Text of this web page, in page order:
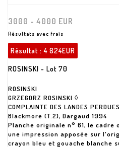
3000 - 4000 EUR
Résultats avec frais
Résultat :4 824EUR
ROSINSKI - Lot 70
ROSINSKI
GRZEGORZ ROSINSKI ◊
COMPLAINTE DES LANDES PERDUES
Blackmore (T.2), Dargaud 1994
Planche originale n° 61, le cadre
une impression apposée sur
crayon bleu et gouache blanche